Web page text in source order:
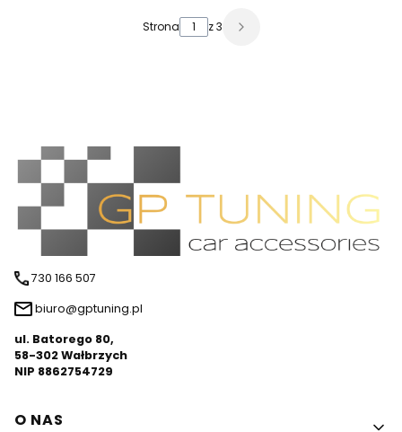
Strona z 3
730 166 507
biuro@gptuning.pl
ul. Batorego 80,
58-302 Wałbrzych
NIP 8862754729
Linki w stopce
O NAS